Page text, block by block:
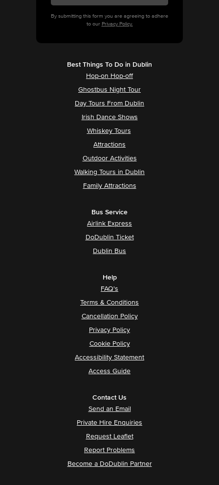
By submitting this form you are agreeing to adhere
to our Privacy Policy.
Best Things To Do in Dublin
Hop-on Hop-off
Ghostbus Night Tour
Day Tours From Dublin
Irish Dance Shows
Whiskey Tours
Attractions
Outdoor Activities
Walking Tours in Dublin
Family Attractions
Bus Service
Airlink Express
DoDublin Ticket
Dublin Bus
Help
FAQ's
Terms & Conditions
Cancellation Policy
Privacy Policy
Cookie Policy
Accessibility Statement
Access Guide
Contact Us
Send an Email
Private Hire Enquiries
Request Leaflet
Report Problems
Become a DoDublin Partner